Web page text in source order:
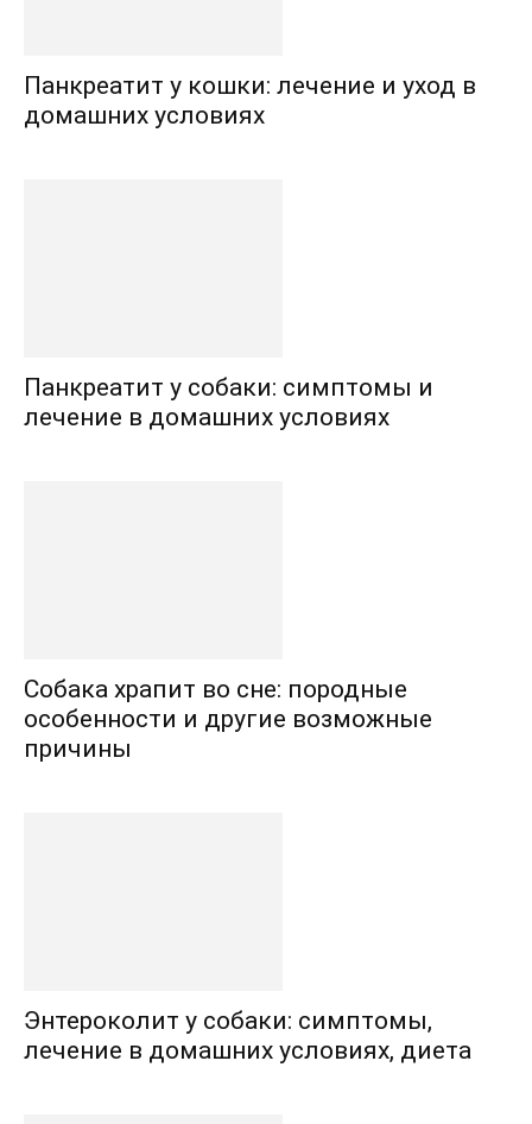
Панкреатит у кошки: лечение и уход в
домашних условиях
Панкреатит у собаки: симптомы и
лечение в домашних условиях
Собака храпит во сне: породные
особенности и другие возможные
причины
Энтероколит у собаки: симптомы,
лечение в домашних условиях, диета